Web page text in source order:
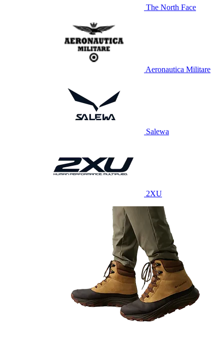
The North Face
Aeronautica Militare
Salewa
2XU